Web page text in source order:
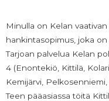
Minulla on Kelan
hankintasopimus, joka on
Tarjoan palvelua Kelan
4 (Enontekiö, Kittilä,
Kemijärvi, Pelkosenniemi,
Teen pääasiassa töitä